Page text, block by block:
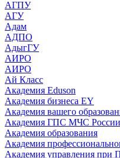
АГПУ
АГУ
Адам
АДПО
АдыгГУ
АИРО
АИРО
Ай Класс
Академия Eduson
Академия бизнеса EY
Академия вашего
Академия ГПС МЧС России
Академия образования
Академия
Академия управления при